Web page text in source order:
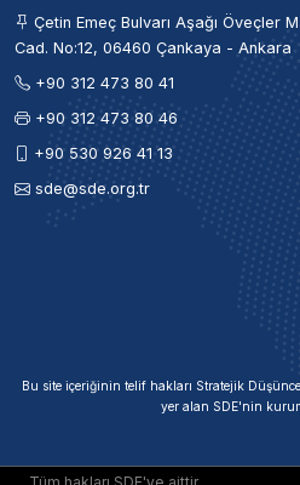
Çetin Emeç Bulvarı Aşağı Öveçler
Cad. No:12, 06460 Çankaya - Ankara
+90 312 473 80 41
+90 312 473 80 46
+90 530 926 41 13
sde@sde.org.tr
Bu site içeriğinin telif hakları Stratejik
yer alan SDE'nin